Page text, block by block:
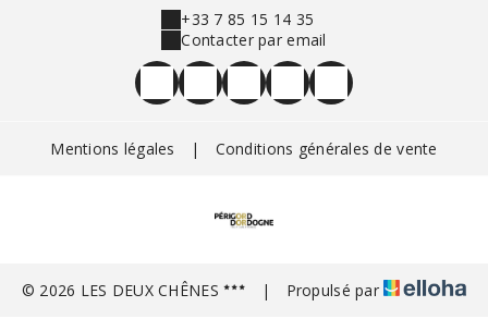
+33 7 85 15 14 35
Contacter par email
Mentions légales | Conditions générales de vente
© 2026 LES DEUX CHÊNES | Propulsé par